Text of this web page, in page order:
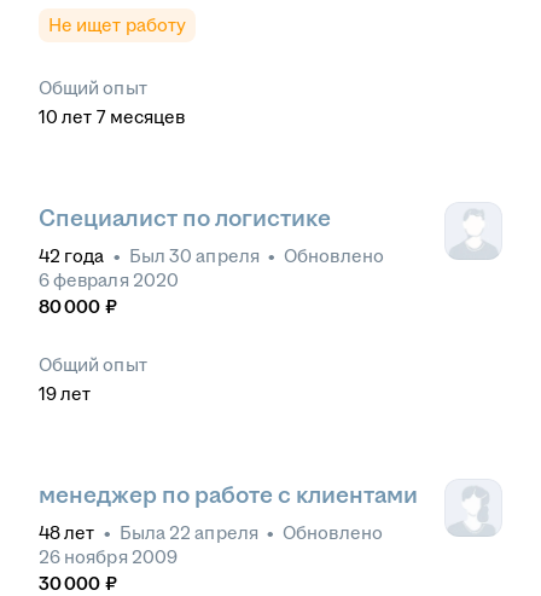
Не ищет работу
Общий опыт
10 лет 7 месяцев
Специалист по логистике
42 года • Был 30 апреля • Обновлено
6 февраля 2020
80 000 ₽
Общий опыт
19лет
менеджер по работе с клиентами
48лет • Была 22 апреля • Обновлено
26 ноября 2009
30 000 ₽